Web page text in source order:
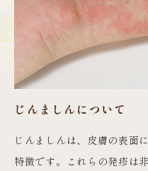
じんましんについて
じんましんは、皮膚の表面
特徴です。これらの発疹は